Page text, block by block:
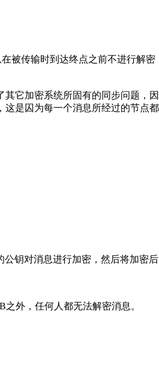
被传输时到达终点之前不进行解
它加密系统所固有的同步问题，
是囚为每一个消息所经过的节点
钥对消息进行加密，然后将加密后
外，任何人都无法解密消息。